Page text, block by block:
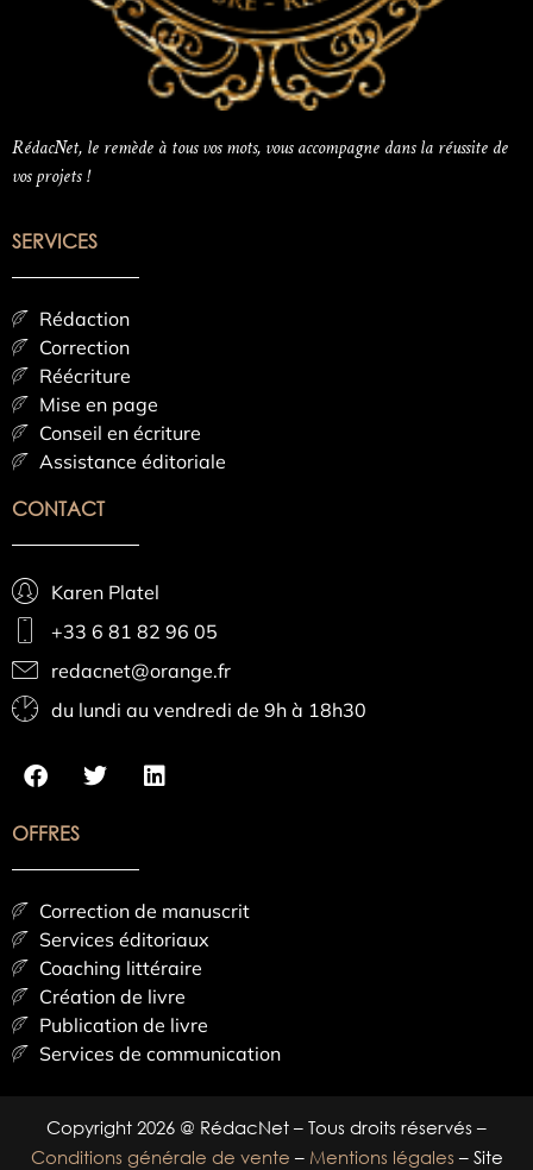
RédacNet, le remède à tous vos mots, vous accompagne dans la réussite de
vos projets !
SERVICES
Rédaction
Correction
Réécriture
Mise en page
Conseil en écriture
Assistance éditoriale
CONTACT
Karen Platel
+33 6 81 82 96 05
redacnet@orange.fr
du lundi au vendredi de 9h à 18h30
OFFRES
Correction de manuscrit
Services éditoriaux
Coaching littéraire
Création de livre
Publication de livre
Services de communication
Copyright 2026 @ RédacNet – Tous droits réservés –
Conditions générale de vente – Mentions légales – Site